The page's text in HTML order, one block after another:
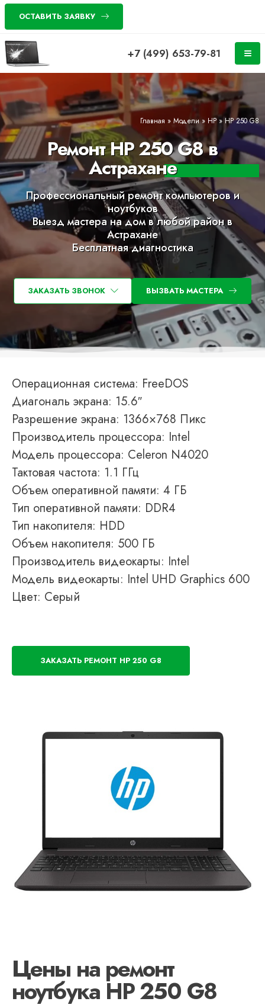
ОСТАВИТЬ ЗАЯВКУ
+7 (499) 653-79-81
Главная » Модели» HP »HP 250 G8
Ремонт HP 250 G8 в
Астрахане
Профессиональный ремонт компьютеров и
ноутбуков
Выезд мастера на дом в любой район в
Астрахане
Бесплатная диагностика
ЗАКАЗАТЬ ЗВОНОК ВЫЗВАТЬ МАСТЕРА
Операционная система: FreeDOS
Диагональ экрана: 15.6″
Разрешение экрана: 1366×768 Пикс
Производитель процессора: Intel
Модель процессора: Celeron N4020
Тактовая частота: 1.1 ГГц
Объем оперативной памяти: 4 ГБ
Тип оперативной памяти: DDR4
Тип накопителя: HDD
Объем накопителя: 500 ГБ
Производитель видеокарты: Intel
Модель видеокарты: Intel UHD Graphics 600
Цвет: Серый
ЗАКАЗАТЬ РЕМОНТ HP 250 G8
Цены на ремонт
ноутбука HP 250 G8